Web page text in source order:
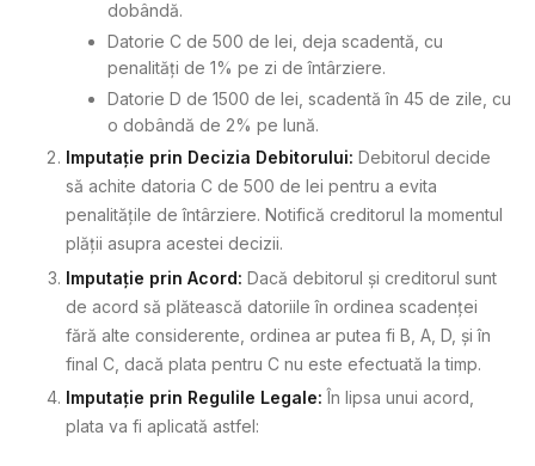
dobândă.
Datorie C de 500 de lei, deja scadentă, cu
penalități de 1% pe zi de întârziere.
Datorie D de 1500 de lei, scadentă în 45 de zile, cu
o dobândă de 2% pe lună.
Imputație prin Decizia Debitorului: Debitorul decide
să achite datoria C de 500 de lei pentru a evita
penalitățile de întârziere. Notifică creditorul la momentul
plății asupra acestei decizii.
Imputație prin Acord: Dacă debitorul și creditorul sunt
de acord să plătească datoriile în ordinea scadenței
fără alte considerente, ordinea ar putea fi B, A, D, și în
final C, dacă plata pentru C nu este efectuată la timp.
Imputație prin Regulile Legale: În lipsa unui acord,
plata va fi aplicată astfel: